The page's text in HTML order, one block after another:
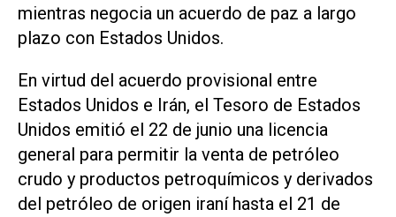
mientras negocia un ‌acuerdo de paz a largo
⁠plazo con Estados Unidos.
En virtud del acuerdo provisional entre
Estados Unidos e Irán, el Tesoro de Estados
Unidos emitió el 22 de junio una licencia
general para permitir la venta de petróleo
crudo ​y productos petroquímicos y derivados
del petróleo de origen iraní hasta el 21 de